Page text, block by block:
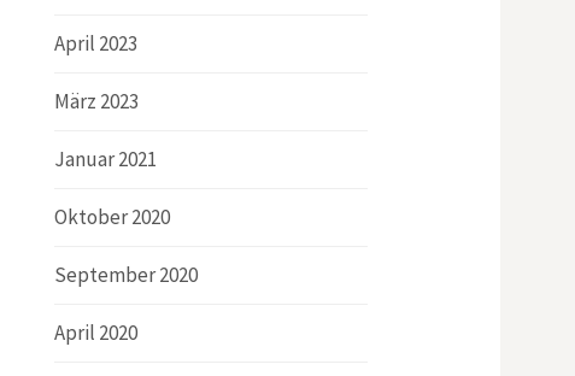
April 2023
März 2023
Januar 2021
Oktober 2020
September 2020
April 2020